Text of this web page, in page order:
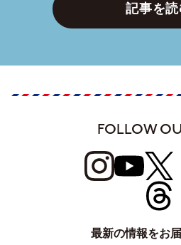
記事を読
FOLLOW
最新の情報をお